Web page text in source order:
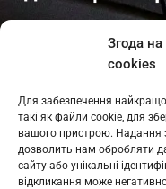
Згода
cookies
Для забезпечення
такі як файли cookie, для
вашого пристрою. Надання
дозволить нам обробляти
сайту або унікальні
відкликання може
: L11-01410
: L11-01801
Косів: L11-01805
Гарасимів: L11-02274